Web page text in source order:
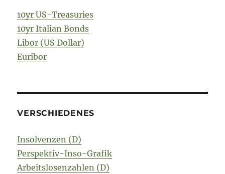
10yr US-Treasuries
10yr Italian Bonds
Libor (US Dollar)
Euribor
VERSCHIEDENES
Insolvenzen (D)
Perspektiv-Inso-Grafik
Arbeitslosenzahlen (D)